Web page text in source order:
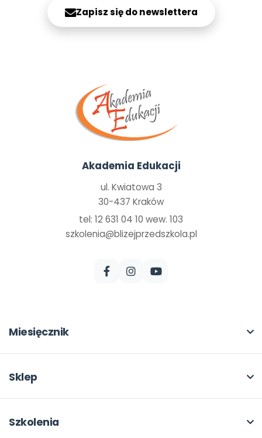
Zapisz się do newslettera
Akademia Edukacji
ul. Kwiatowa 3
30-437 Kraków
tel: 12 631 04 10 wew. 103
szkolenia@blizejprzedszkola.pl
Miesięcznik
W numerze
Pomoce dydaktyczne
Sklep
Moje zakupy
Szkolenia